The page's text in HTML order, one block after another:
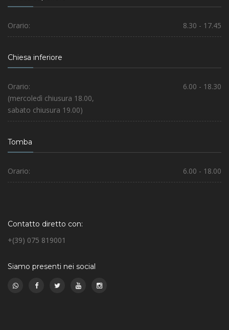
Orario: 8.30 - 17.45
Chiesa inferiore
Orario:
6.00 - 18.30
(mercoledì chiusura 18.00,
sabato chiusura 19.00)
Tomba
Orario: 6.00 - 18.00
Contatto diretto con:
+(39) 075 819001
Siamo presenti nei social